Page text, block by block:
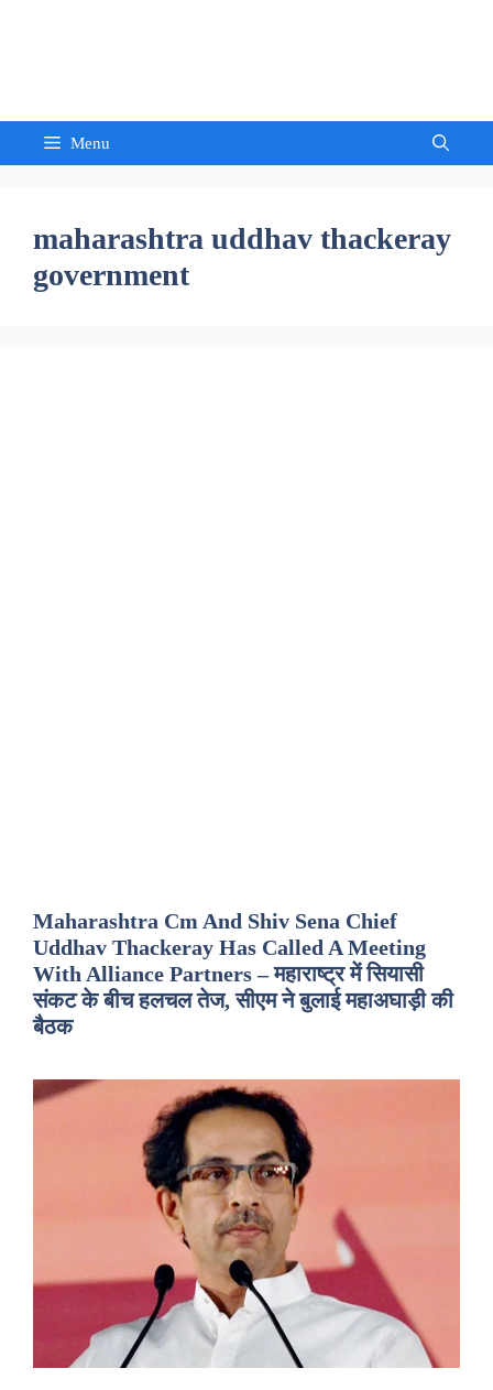
Menu
maharashtra uddhav thackeray
government
Maharashtra Cm And Shiv Sena Chief
Uddhav Thackeray Has Called A Meeting
With Alliance Partners – महाराष्ट्र में सियासी
संकट के बीच हलचल तेज, सीएम ने बुलाई महाअघाड़ी की
बैठक